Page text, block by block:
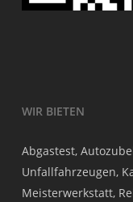
WIR BIETEN
Abgastest,
Unfallfahrzeugen,
Meisterwerkstatt,